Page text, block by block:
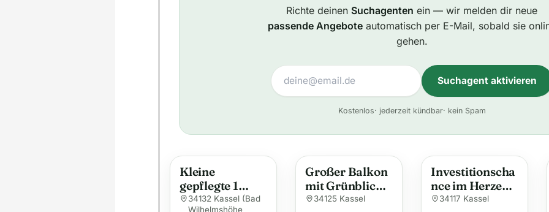
Richte deinen Suchagenten ein — wir melden dir neue
passende Angeboteautomatisch per E-Mail, sobald sie
gehen.
Suchagent aktivieren
t
Kostenlos· jederzeit kündbar· kein Spam
Kleine
gepflegte 1
Zimmer
34132 Kassel (Bad
Wilhelmshöhe
Großer Balkon
mit Grünblick –
gepflegte 2-
34125 Kassel
Investitionscha
nce im Herzen
von Kassel:
34117 Kassel